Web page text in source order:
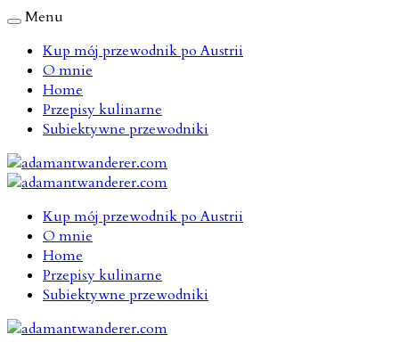
Menu
Kup mój przewodnik po Austrii
O mnie
Home
Przepisy kulinarne
Subiektywne przewodniki
Kup mój przewodnik po Austrii
O mnie
Home
Przepisy kulinarne
Subiektywne przewodniki